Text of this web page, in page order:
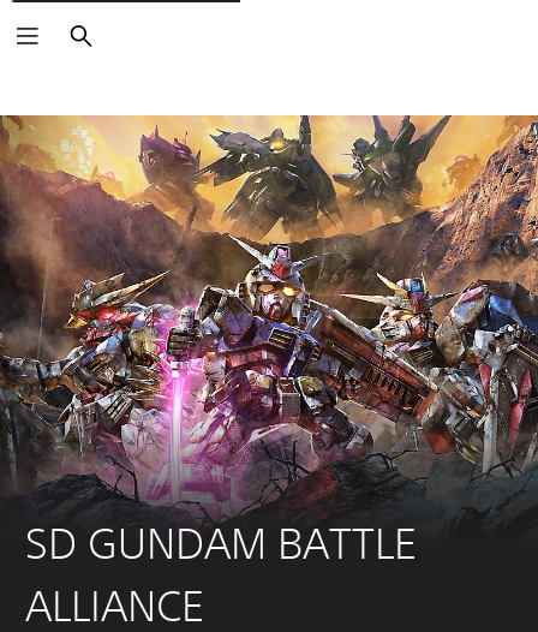
Suchen
SD GUNDAM BATTLE
ALLIANCE